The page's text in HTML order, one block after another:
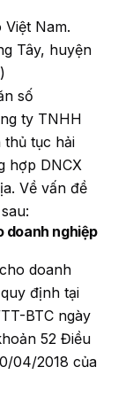
Nam.
Tây, huyện
số
ty TNHH
thủ tục hải
hợp DNCX
Về vấn đề
doanh nghiệp
doanh
định tại
BTC ngày
52 Điều
04/2018 của